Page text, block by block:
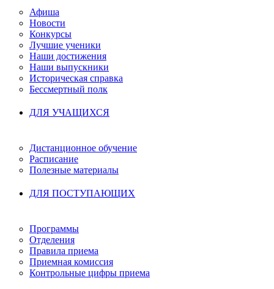
Афиша
Новости
Конкурсы
Лучшие ученики
Наши достижения
Наши выпускники
Историческая справка
Бессмертный полк
ДЛЯ УЧАЩИХСЯ
Дистанционное обучение
Расписание
Полезные материалы
ДЛЯ ПОСТУПАЮЩИХ
Программы
Отделения
Правила приема
Приемная комиссия
Контрольные цифры приема